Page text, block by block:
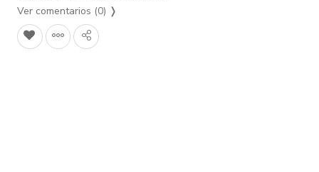
Ver comentarios (0) ❭